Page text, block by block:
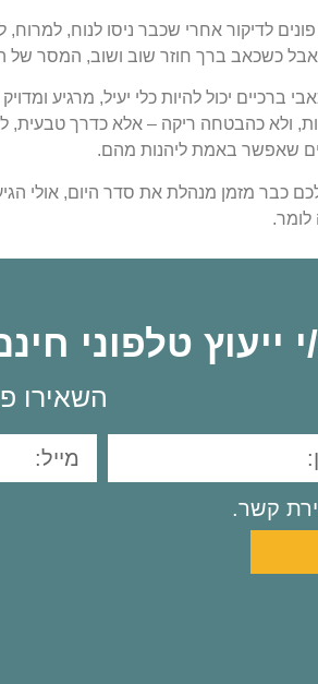
לדיקור אחרי שכבר ניסו לנוח,
כשכאב ברך חוזר שוב ושוב, המסר של
ברכיים יכול להיות כלי יעיל, מרגיע
ולא כהבטחה ריקה – אלא כדרך טבעית, לא
שאפשר באמת ליהנות מהם.
כבר מזמן מנהלת את סדר היום, אולי
ייעוץ טלפוני
השאירו
קשר.